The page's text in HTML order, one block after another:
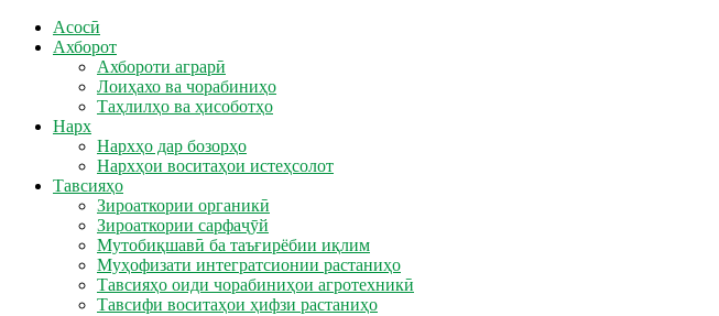
Асосӣ
Ахборот
Ахбороти аграрӣ
Лоиҳахо ва чорабиниҳо
Таҳлилҳо ва ҳисоботҳо
Нарх
Нархҳо дар бозорҳо
Нархҳои воситаҳои истеҳсолот
Тавсияҳо
Зироаткории органикӣ
Зироаткории сарфаҷӯй
Мутобиқшавӣ ба таъғирёбии иқлим
Муҳофизати интегратсионии растаниҳо
Тавсияҳо оиди чорабиниҳои агротехникӣ
Тавсифи воситаҳои ҳифзи растаниҳо